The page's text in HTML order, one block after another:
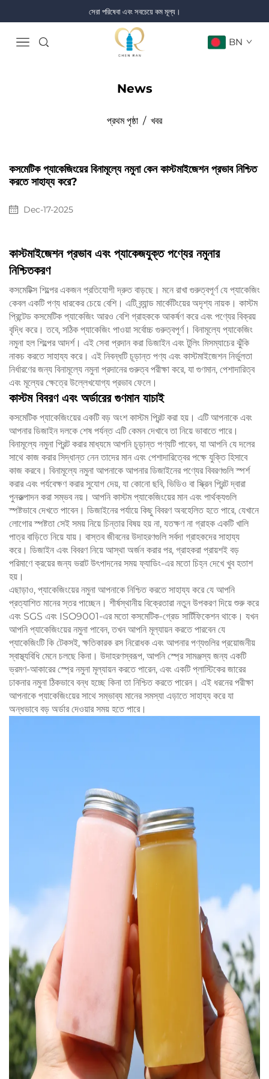
সেরা পরিষেবা এবং সবচেয়ে কম মূল্য।
BN
প্রথম পৃষ্ঠা / খবর
News
কসমেটিক প্যাকেজিংয়ের বিনামূল্যে নমুনা কেন কাস্টমাইজেশন প্রভাব নিশ্চিত
করতে সাহায্য করে?
Dec-17-2025
কাস্টমাইজেশন প্রভাব এবং প্যাকেজযুক্ত পণ্যের নমুনার
নিশ্চিতকরণ
কসমেটিক্স শিল্পের একজন প্রতিযোগী দ্রুত বাড়ছে। মনে রাখা গুরুত্বপূর্ণ যে প্যাকেজিং
কেবল একটি পণ্য ধারকের চেয়ে বেশি। এটি ব্র্যান্ড মার্কেটিংয়ের অদৃশ্য নায়ক। কাস্টম
প্রিন্টেড কসমেটিক প্যাকেজিং আরও বেশি গ্রাহককে আকর্ষণ করে এবং পণ্যের বিক্রয়
বৃদ্ধি করে। তবে, সঠিক প্যাকেজিং পাওয়া সর্বোচ্চ গুরুত্বপূর্ণ। বিনামূল্যে প্যাকেজিং
নমুনা হল শিল্পের আদর্শ। এই সেবা প্রদান করা ডিজাইন এবং টুলিং মিসম্যাচের ঝুঁকি
নাকচ করতে সাহায্য করে। এই নিবন্ধটি চূড়ান্ত পণ্য এবং কাস্টমাইজেশন নির্ভুলতা
নির্ধারণের জন্য বিনামূল্যে নমুনা প্রদানের গুরুত্ব পরীক্ষা করে, যা গুণমান, পেশাদারিত্ব
এবং মূল্যের ক্ষেত্রে উল্লেখযোগ্য প্রভাব ফেলে।
কাস্টম বিবরণ এবং অর্ডারের গুণমান যাচাই
কসমেটিক প্যাকেজিংয়ের একটি বড় অংশ কাস্টম প্রিন্ট করা হয়। এটি আপনাকে এবং
আপনার ডিজাইন দলকে শেষ পর্যন্ত এটি কেমন দেখাবে তা নিয়ে ভাবাতে পারে।
বিনামূল্যে নমুনা প্রিন্ট করার মাধ্যমে আপনি চূড়ান্ত পণ্যটি পাবেন, যা আপনি যে দলের
সাথে কাজ করার সিদ্ধান্ত নেন তাদের মান এবং পেশাদারিত্বের পক্ষে যুক্তি হিসাবে
কাজ করবে। বিনামূল্যে নমুনা আপনাকে আপনার ডিজাইনের পণ্যের বিবরণগুলি স্পর্শ
করার এবং পর্যবেক্ষণ করার সুযোগ দেয়, যা কোনো ছবি, ভিডিও বা স্ক্রিন প্রিন্ট দ্বারা
পুনরুত্পাদন করা সম্ভব নয়। আপনি কাস্টম প্যাকেজিংয়ের মান এবং পার্থক্যগুলি
স্পষ্টভাবে দেখতে পাবেন। ডিজাইনের পর্যায়ে কিছু বিবরণ অবহেলিত হতে পারে, যেখানে
লোগোর স্পষ্টতা সেই সময় নিয়ে চিন্তার বিষয় হয় না, যতক্ষণ না গ্রাহক একটি খালি
পাত্র বাড়িতে নিয়ে যায়। বাস্তব জীবনের উদাহরণগুলি সর্বদা গ্রাহকদের সাহায্য
করে। ডিজাইন এবং বিবরণ নিয়ে আস্থা অর্জন করার পর, গ্রাহকরা প্রায়শই বড়
পরিমাণে ক্রয়ের জন্য ভরাট উৎপাদনের সময় ফ্যাডিং-এর মতো চিহ্ন দেখে খুব হতাশ
হয়।
এছাড়াও, প্যাকেজিংয়ের নমুনা আপনাকে নিশ্চিত করতে সাহায্য করে যে আপনি
প্রত্যাশিত মানের স্তর পাচ্ছেন। শীর্ষস্থানীয় বিক্রেতারা নতুন উপকরণ দিয়ে শুরু করে
এবং SGS এবং ISO9001-এর মতো কসমেটিক-গ্রেড সার্টিফিকেশন থাকে। যখন
আপনি প্যাকেজিংয়ের নমুনা পাবেন, তখন আপনি মূল্যায়ন করতে পারবেন যে
প্যাকেজিংটি কি টেকসই, ক্ষতিকারক রস নিরোধক এবং আপনার পণ্যগুলির প্রয়োজনীয়
স্বাস্থ্যবিধি মেনে চলছে কিনা। উদাহরণস্বরূপ, আপনি স্প্রে সামঞ্জস্য জন্য একটি
ভ্রমণ-আকারের স্প্রে নমুনা মূল্যায়ন করতে পারেন, এবং একটি প্লাস্টিকের জারের
ঢাকনার নমুনা ঠিকভাবে বন্ধ হচ্ছে কিনা তা নিশ্চিত করতে পারেন। এই ধরনের পরীক্ষা
আপনাকে প্যাকেজিংয়ের সাথে সম্ভাব্য মানের সমস্যা এড়াতে সাহায্য করে যা
অন্ধভাবে বড় অর্ডার দেওয়ার সময় হতে পারে।